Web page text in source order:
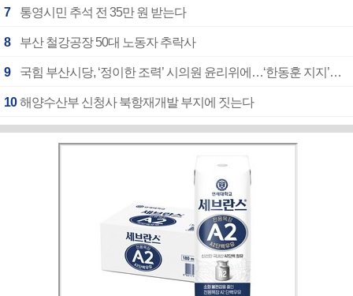
7 통영시민 추석 전 35만 원 받는다
8 부산 철강공장 50대 노동자 추락사
9 국힘 부산시당, ‘정이한 조력’ 시의원 윤리위에…‘한동훈 지지’도 신고접수
10 해양수산부 신청사 북항재개발 부지에 짓는다